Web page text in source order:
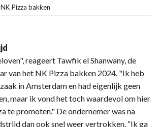
Pizza bakken
reageert Tawfik el Shanwany, de
van het NK Pizza bakken 2024. "Ik heb
in Amsterdam en had eigenlijk geen
maar ik vond het toch waardevol om hier
te promoten." De ondernemer was na
dan ook snel weer vertrokken. “Ik ga